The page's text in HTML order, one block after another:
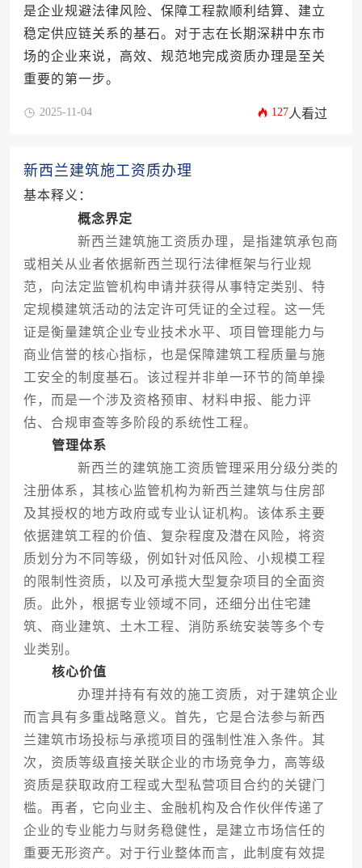
是企业规避法律风险、保障工程款顺利结算、建立
稳定供应链关系的基石。对于志在长期深耕中东市
场的企业来说，高效、规范地完成资质办理是至关
重要的第一步。
2025-11-04 127人看过
新西兰建筑施工资质办理
基本释义：
概念界定
新西兰建筑施工资质办理，是指建筑承包商
或相关从业者依据新西兰现行法律框架与行业规
范，向法定监管机构申请并获得从事特定类别、特
定规模建筑活动的法定许可凭证的全过程。这一凭
证是衡量建筑企业专业技术水平、项目管理能力与
商业信誉的核心指标，也是保障建筑工程质量与施
工安全的制度基石。该过程并非单一环节的简单操
作，而是一个涉及资格预审、材料申报、能力评
估、合规审查等多阶段的系统性工程。
管理体系
新西兰的建筑施工资质管理采用分级分类的
注册体系，其核心监管机构为新西兰建筑与住房部
及其授权的地方政府或专业认证机构。该体系主要
依据建筑工程的价值、复杂程度及潜在风险，将资
质划分为不同等级，例如针对低风险、小规模工程
的限制性资质，以及可承揽大型复杂项目的全面资
质。此外，根据专业领域不同，还细分出住宅建
筑、商业建筑、土木工程、消防系统安装等多个专
业类别。
核心价值
办理并持有有效的施工资质，对于建筑企业
而言具有多重战略意义。首先，它是合法参与新西
兰建筑市场投标与承揽项目的强制性准入条件。其
次，资质等级直接关联企业的市场竞争力，高等级
资质是获取政府工程或大型私营项目合约的关键门
槛。再者，它向业主、金融机构及合作伙伴传递了
企业的专业能力与财务稳健性，是建立市场信任的
重要无形资产。对于行业整体而言，此制度有效提